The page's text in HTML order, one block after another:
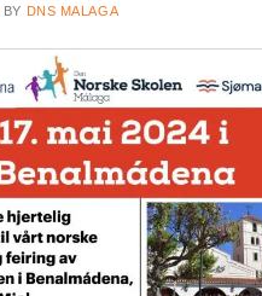
BY DNS MALAGA